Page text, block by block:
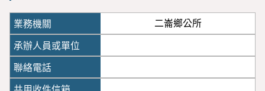
二崙鄉公所